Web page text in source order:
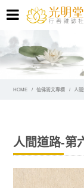
HOME 仙佛鸞文專欄 人
人間道路-第